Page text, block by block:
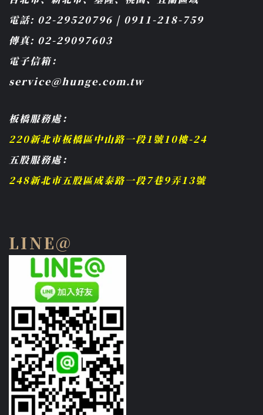
電話: 02-29520796 | 0911-218-759
傳真: 02-29097603
電子信箱：
service@hunge.com.tw
板橋服務處：
220新北市板橋區中山路一段1號10樓-24
五股服務處：
248新北市五股區成泰路一段7巷9弄13號
LINE@